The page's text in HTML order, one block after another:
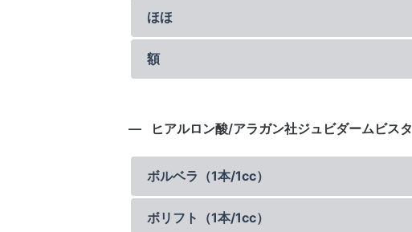
ほほ
額
ヒアルロン酸/アラガン社ジュビダームビスタ
ボルベラ（1本/1cc）
ボリフト（1本/1cc）